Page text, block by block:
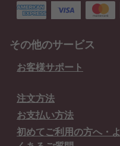
その他のサービス
お客様サポート
注文方法
お支払い方法
初めてご利用の方へ・よ